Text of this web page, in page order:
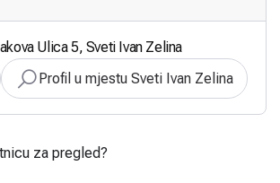
Ulica 5, Sveti Ivan Zelina
Profil u mjestu Sveti Ivan Zelina
za pregled?